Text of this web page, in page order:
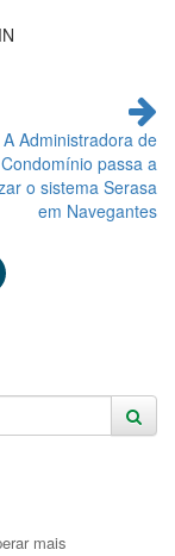
A Administradora de
Condomínio passa a
o sistema Serasa
em Navegantes
mais